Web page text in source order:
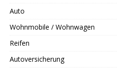
Auto
Wohnmobile / Wohnwagen
Reifen
Autoversicherung